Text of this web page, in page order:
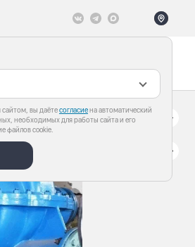
вы даётесогласиена автоматический
необходимых для работы сайта и его
файлов cookie.